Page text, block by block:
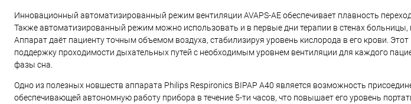
Инновационный автоматизированный режим вентиляции AVAPS-AE обеспечивает плавность
Также автоматизированный режим можно использовать и в первые дни терапии в стенах больницы,
Аппарат даёт пациенту точным объемом воздуха, стабилизируя уровень кислорода в его крови.
поддержку проходимости дыхательных путей с необходимым уровнем вентиляции для каждого
фазы сна.
Одно из полезных новшеств аппарата Philips Respironics BIPAP A40 является возможность
обеспечивающей автономную работу прибора в течение 5-ти часов, что повышает его уровень